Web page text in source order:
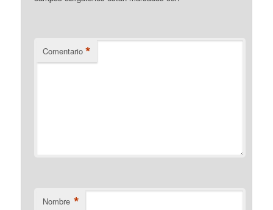
Comentario *
Nombre *